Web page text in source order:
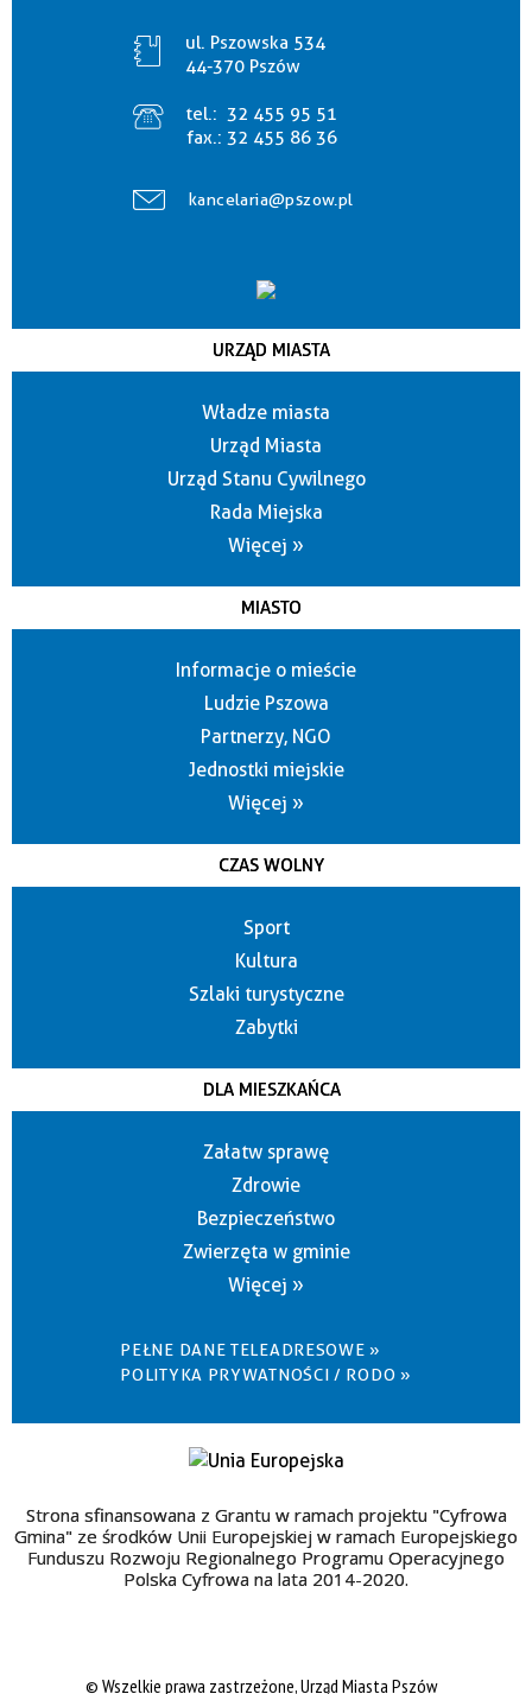
ul. Pszowska 534
44-370 Pszów
tel.: 32 455 95 51
fax.: 32 455 86 36
kancelaria@pszow.pl
URZĄD MIASTA
Władze miasta
Urząd Miasta
Urząd Stanu Cywilnego
Rada Miejska
Więcej »
MIASTO
Informacje o mieście
Ludzie Pszowa
Partnerzy, NGO
Jednostki miejskie
Więcej »
CZAS WOLNY
Sport
Kultura
Szlaki turystyczne
Zabytki
DLA MIESZKAŃCA
Załatw sprawę
Zdrowie
Bezpieczeństwo
Zwierzęta w gminie
Więcej »
PEŁNE DANE TELEADRESOWE »
POLITYKA PRYWATNOŚCI / RODO »
Strona sfinansowana z Grantu w ramach projektu "Cyfrowa
Gmina" ze środków Unii Europejskiej w ramach Europejskiego
Funduszu Rozwoju Regionalnego Programu Operacyjnego
Polska Cyfrowa na lata 2014-2020.
© Wszelkie prawa zastrzeżone, Urząd Miasta Pszów